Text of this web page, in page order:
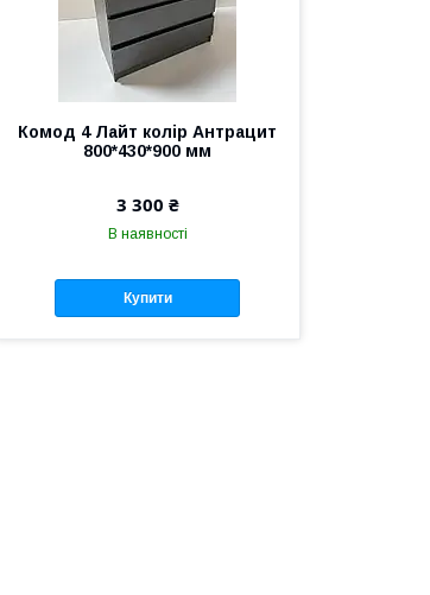
Комод 4 Лайт колір Антрацит
800*430*900 мм
3 300 ₴
В наявності
Купити